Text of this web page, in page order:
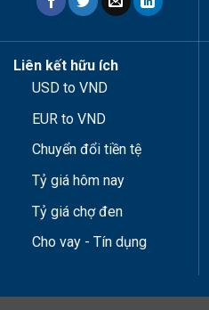
Liên kết hữu ích
USD to VND
EUR to VND
Chuyển đổi tiền tệ
Tỷ giá hôm nay
Tỷ giá chợ đen
Cho vay - Tín dụng